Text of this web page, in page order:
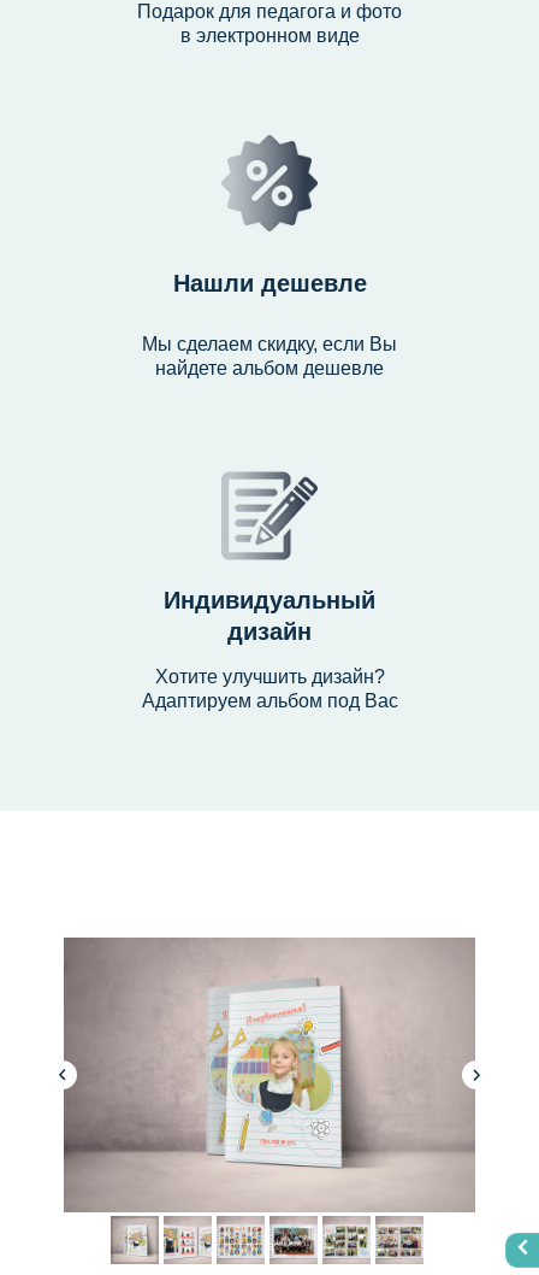
Подарок для педагога и фото
в электронном виде
Мы сделаем скидку, если Вы
найдете альбом дешевле
Нашли дешевле
Хотите улучшить дизайн?
Адаптируем альбом под Вас
Индивидуальный
дизайн